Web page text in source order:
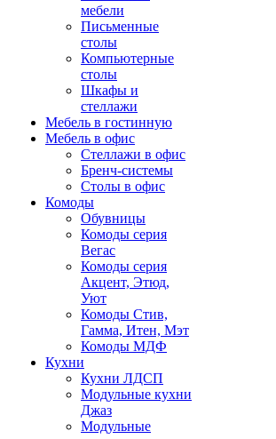
мебели
Письменные
столы
Компьютерные
столы
Шкафы и
стеллажи
Мебель в гостинную
Мебель в офис
Стеллажи в офис
Бренч-системы
Столы в офис
Комоды
Обувницы
Комоды серия
Вегас
Комоды серия
Акцент, Этюд,
Уют
Комоды Стив,
Гамма, Итен, Мэт
Комоды МДФ
Кухни
Кухни ЛДСП
Модульные кухни
Джаз
Модульные